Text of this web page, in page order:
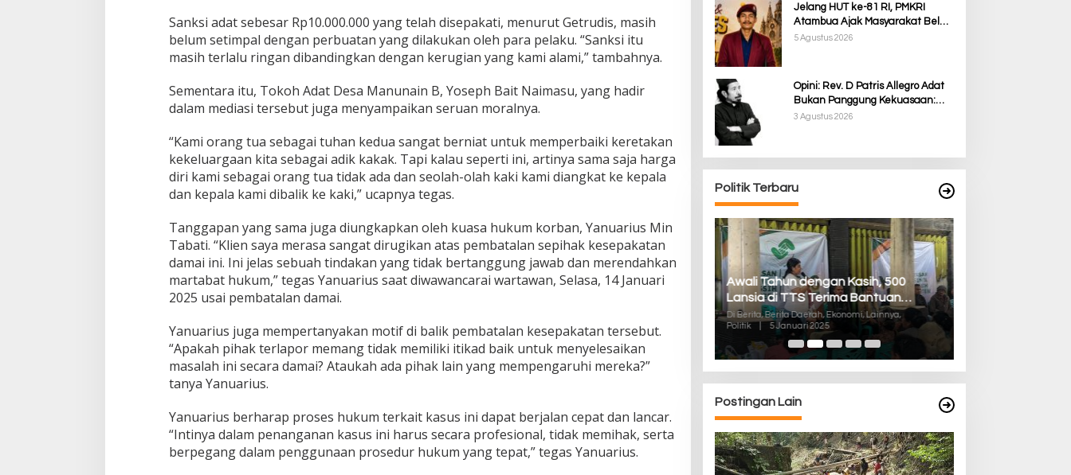
Sanksi adat sebesar Rp10.000.000 yang telah disepakati, menurut Getrudis, masih
belum setimpal dengan perbuatan yang dilakukan oleh para pelaku. “Sanksi itu
masih terlalu ringan dibandingkan dengan kerugian yang kami alami,” tambahnya.
Sementara itu, Tokoh Adat Desa Manunain B, Yoseph Bait Naimasu, yang hadir
dalam mediasi tersebut juga menyampaikan seruan moralnya.
“Kami orang tua sebagai tuhan kedua sangat berniat untuk memperbaiki keretakan
kekeluargaan kita sebagai adik kakak. Tapi kalau seperti ini, artinya sama saja harga
diri kami sebagai orang tua tidak ada dan seolah-olah kaki kami diangkat ke kepala
dan kepala kami dibalik ke kaki,” ucapnya tegas.
Tanggapan yang sama juga diungkapkan oleh kuasa hukum korban, Yanuarius Min
Tabati. “Klien saya merasa sangat dirugikan atas pembatalan sepihak kesepakatan
damai ini. Ini jelas sebuah tindakan yang tidak bertanggung jawab dan merendahkan
martabat hukum,” tegas Yanuarius saat diwawancarai wartawan, Selasa, 14 Januari
2025 usai pembatalan damai.
Yanuarius juga mempertanyakan motif di balik pembatalan kesepakatan tersebut.
“Apakah pihak terlapor memang tidak memiliki itikad baik untuk menyelesaikan
masalah ini secara damai? Ataukah ada pihak lain yang mempengaruhi mereka?”
tanya Yanuarius.
Yanuarius berharap proses hukum terkait kasus ini dapat berjalan cepat dan lancar.
“Intinya dalam penanganan kasus ini harus secara profesional, tidak memihak, serta
berpegang dalam penggunaan prosedur hukum yang tepat,” tegas Yanuarius.
Jelang HUT ke-81 RI, PMKRI
Atambua Ajak Masyarakat Belu
Jaga Kamtibmas dan Tolak
5 Agustus 2026
Opini: Rev. D Patris Allegro Adat
Bukan Panggung Kekuasaan:
Membela Martabat Timor dari
3 Agustus 2026
Politik Terbaru
Rayakan HUT ke-52, DPD Provinsi
Januari 2025
Awali Tahun dengan Kasih, 500
Lansia di TTS Terima Bantuan
Sembako dari Yayasan YNS
Di Berita, Berita Daerah, Ekonomi, Lainnya,
Politik
5 Januari 2025
Postingan Lain